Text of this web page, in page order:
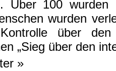
Über 100
wurden
über den
„Sieg über den
»